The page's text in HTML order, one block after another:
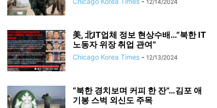
12/14/2024
美, 北IT업체 정보 현상수배…”북한 IT
노동자 위장 취업 관여”
Chicago Korea Times - 12/13/2024
“북한 경치보며 커피 한 잔”…김포 애
기봉 스벅 외신도 주목